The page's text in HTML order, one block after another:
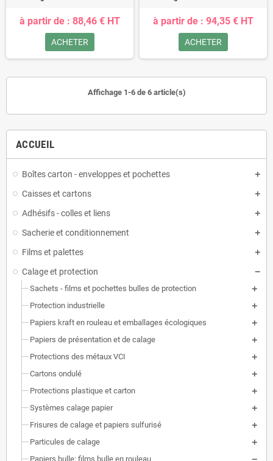
ACCUEIL
Boîtes carton - enveloppes et pochettes
Caisses et cartons
Adhésifs - colles et liens
Sacherie et conditionnement
Films et palettes
Calage et protection
Sachets - films et pochettes bulles de protection
Protection industrielle
Papiers kraft en rouleau et emballages écologiques
Papiers de présentation et de calage
Protections des métaux VCI
Cartons ondulé
Protections plastique et carton
Systèmes calage papier
Frisures de calage et papiers sulfurisé
Particules de calage
Papiers bulle: films bulle en rouleau
à partir de : 88,46 € HT
ACHETER
à partir de : 94,35 € HT
ACHETER
Affichage 1-6 de 6 article(s)